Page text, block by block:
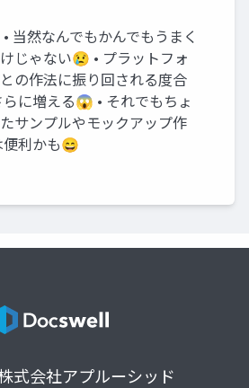
当然なんでもかんでもうまく
じゃない😢 • プラットフォ
の作法に振り回される度合
らに増える😱 • それでもちょ
サンプルやモックアップ作
便利かも😄
式会社アプルーシッド